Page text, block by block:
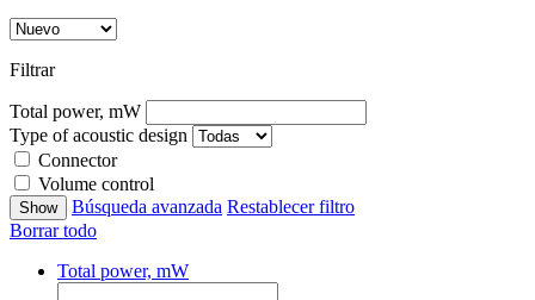
Filtrar
Total power, mW
Type of acoustic design
Connector
Volume control
Búsqueda avanzada Restablecer filtro
Borrar todo
Total power, mW